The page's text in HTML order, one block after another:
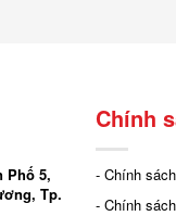
Phố 5,
Tp.
Chính
- Chính
- Chính